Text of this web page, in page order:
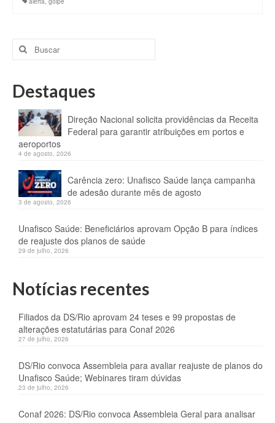
Buscar
por:
Destaques
Direção Nacional solicita providências da Receita
Federal para garantir atribuições em portos e
aeroportos
4 de agosto, 2026
Carência zero: Unafisco Saúde lança campanha
de adesão durante mês de agosto
3 de agosto, 2026
Unafisco Saúde: Beneficiários aprovam Opção B para índices
de reajuste dos planos de saúde
29 de julho, 2026
Notícias recentes
Filiados da DS/Rio aprovam 24 teses e 99 propostas de
alterações estatutárias para Conaf 2026
27 de julho, 2026
DS/Rio convoca Assembleia para avaliar reajuste de planos do
Unafisco Saúde; Webinares tiram dúvidas
23 de julho, 2026
Conaf 2026: DS/Rio convoca Assembleia Geral para analisar